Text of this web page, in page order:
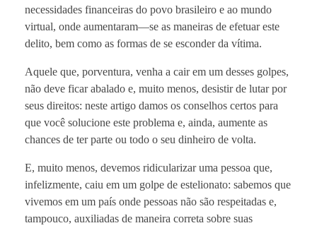
necessidades financeiras do povo brasileiro e ao mundo
virtual, onde aumentaram—se as maneiras de efetuar este
delito, bem como as formas de se esconder da vítima.
Aquele que, porventura, venha a cair em um desses golpes,
não deve ficar abalado e, muito menos, desistir de lutar por
seus direitos: neste artigo damos os conselhos certos para
que você solucione este problema e, ainda, aumente as
chances de ter parte ou todo o seu dinheiro de volta.
E, muito menos, devemos ridicularizar uma pessoa que,
infelizmente, caiu em um golpe de estelionato: sabemos que
vivemos em um país onde pessoas não são respeitadas e,
tampouco, auxiliadas de maneira correta sobre suas